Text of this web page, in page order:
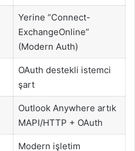
Yerine “Connect-
ExchangeOnline”
(Modern Auth)
OAuth destekli istemci
şart
Outlook Anywhere artık
MAPI/HTTP + OAuth
Modern işletim